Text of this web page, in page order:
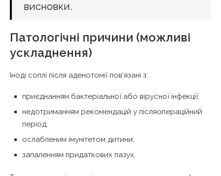
висновки.
Патологічні причини (можливі
ускладнення)
Іноді соплі після аденотомії пов’язані з:
приєднанням бактеріальної або вірусної інфекції;
недотриманням рекомендацій у післяопераційний
період;
ослабленим імунітетом дитини;
запаленням придаткових пазух.